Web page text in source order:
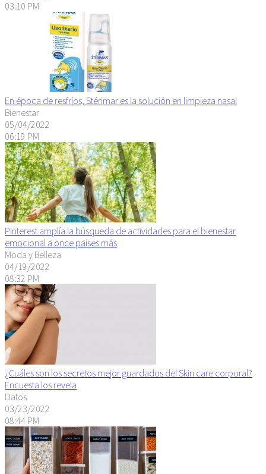
03:10 PM
En época de resfríos, Stérimar es la solución en limpieza nasal
Bienestar
05/04/2022
06:19 PM
Pinterest amplía la búsqueda de actividades para el bienestar
emocional a once países más
Moda y Belleza
04/19/2022
08:32 PM
¿Cuáles son los secretos mejor guardados del Skin care corporal?
Encuesta los revela
Datos
03/23/2022
08:44 PM